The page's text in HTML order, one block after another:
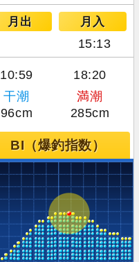
月出 月入
15:13
10:59 18:20
干潮
満潮
96cm 285cm
BI（爆釣指数）